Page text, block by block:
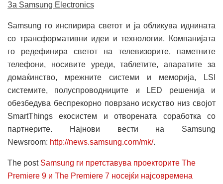
За Samsung Electronics
Samsung го инспирира светот и ја обликува иднината
со трансформативни идеи и технологии. Компанијата
го редефинира светот на телевизорите, паметните
телефони, носивите уреди, таблетите, апаратите за
домаќинство, мрежните системи и меморија, LSI
системите, полуспроводниците и LED решенија и
обезбедува беспрекорно поврзано искуство низ својот
SmartThings екосистем и отворената соработка со
партнерите. Најнови вести на Samsung
Newsroom: http://news.samsung.com/mk/.
The post Samsung ги претставува проекторите The
Premiere 9 и The Premiere 7 носејќи најсовремена